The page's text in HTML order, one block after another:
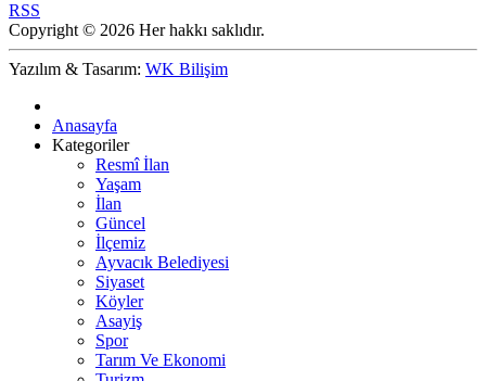
RSS
Copyright © 2026 Her hakkı saklıdır.
Yazılım & Tasarım: WK Bilişim
Anasayfa
Kategoriler
Resmî İlan
Yaşam
İlan
Güncel
İlçemiz
Ayvacık Belediyesi
Siyaset
Köyler
Asayiş
Spor
Tarım Ve Ekonomi